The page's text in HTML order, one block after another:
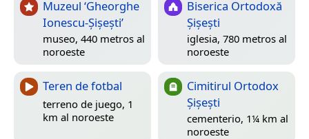
Muzeul ‘Gheorghe
Ionescu-Șișești’
museo, 440 metros al
noroeste
Biserica Ortodoxă
Șișești
iglesia, 780 metros al
noroeste
Teren de fotbal
terreno de juego, 1
km al noroeste
Cimitirul Ortodox
Șișești
cementerio, 1¼ km al
noroeste